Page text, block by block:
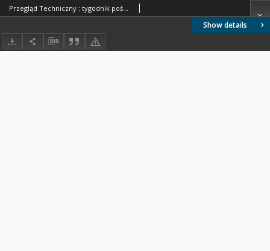
Show details
Przegląd Techniczny : tygodnik poświęcony sprawom techniki i przemysłu 1913 nr 31